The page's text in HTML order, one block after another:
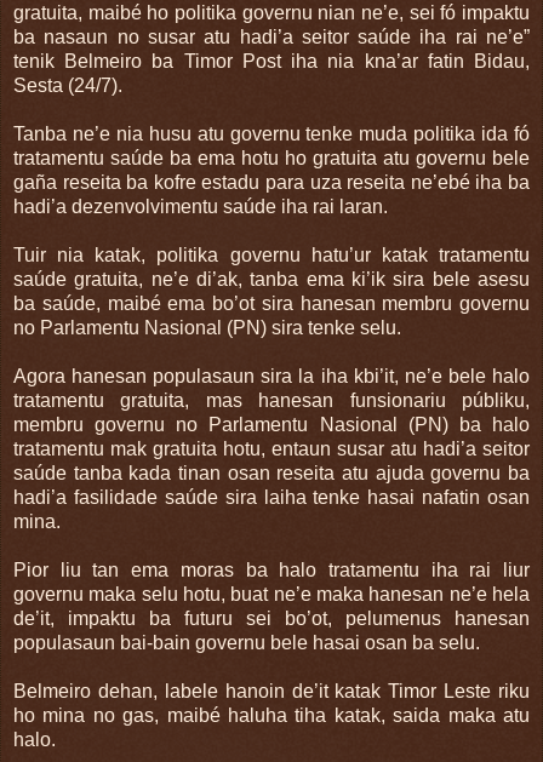
gratuita, maibé ho politika governu nian ne’e, sei fó impaktu
ba nasaun no susar atu hadi’a seitor saúde iha rai ne’e”
tenik Belmeiro ba Timor Post iha nia kna’ar fatin Bidau,
Sesta (24/7).
Tanba ne’e nia husu atu governu tenke muda politika ida fó
tratamentu saúde ba ema hotu ho gratuita atu governu bele
gaña reseita ba kofre estadu para uza reseita ne’ebé iha ba
hadi’a dezenvolvimentu saúde iha rai laran.
Tuir nia katak, politika governu hatu’ur katak tratamentu
saúde gratuita, ne’e di’ak, tanba ema ki’ik sira bele asesu
ba saúde, maibé ema bo’ot sira hanesan membru governu
no Parlamentu Nasional (PN) sira tenke selu.
Agora hanesan populasaun sira la iha kbi’it, ne’e bele halo
tratamentu gratuita, mas hanesan funsionariu públiku,
membru governu no Parlamentu Nasional (PN) ba halo
tratamentu mak gratuita hotu, entaun susar atu hadi’a seitor
saúde tanba kada tinan osan reseita atu ajuda governu ba
hadi’a fasilidade saúde sira laiha tenke hasai nafatin osan
mina.
Pior liu tan ema moras ba halo tratamentu iha rai liur
governu maka selu hotu, buat ne’e maka hanesan ne’e hela
de’it, impaktu ba futuru sei bo’ot, pelumenus hanesan
populasaun bai-bain governu bele hasai osan ba selu.
Belmeiro dehan, labele hanoin de’it katak Timor Leste riku
ho mina no gas, maibé haluha tiha katak, saida maka atu
halo.